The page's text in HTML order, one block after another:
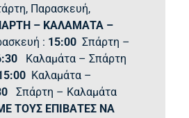
Παρασκευή,
– ΚΑΛΑΜΑΤΑ –
: 15:00 Σπάρτη –
Καλαμάτα – Σπάρτη
:00 Καλαμάτα –
Σπάρτη – Καλαμάτα
ΤΟΥΣ ΕΠΙΒΑΤΕΣ ΝΑ